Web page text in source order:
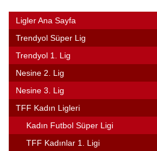
Ligler Ana Sayfa
Trendyol Süper Lig
Trendyol 1. Lig
Nesine 2. Lig
Nesine 3. Lig
TFF Kadın Ligleri
Kadın Futbol Süper Ligi
TFF Kadınlar 1. Ligi